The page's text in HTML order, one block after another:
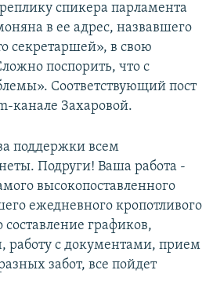
спикера парламента
в ее адрес, назвавшего
секретаршей», в свою
поспорить, что с
Соответствующий пост
канале Захаровой.
поддержки всем
Подруги! Ваша работа -
высокопоставленного
ежедневного кропотливого
графиков,
работу с документами, прием
забот, все пойдет